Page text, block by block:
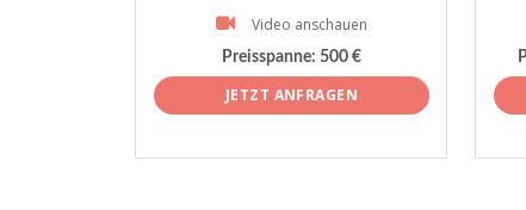
Video anschauen
Preisspanne: 500 €
JETZT ANFRAGEN